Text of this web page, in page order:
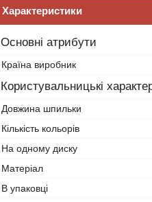
Характеристики
Основні атрибути
Країна виробник
Користувальницькі
Довжина шпильки
Кількість кольорів
На одному диску
Матеріал
В упаковці